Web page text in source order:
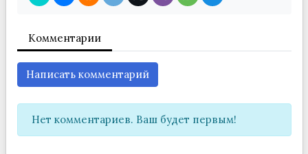
Комментарии
Написать комментарий
Нет комментариев. Ваш будет первым!